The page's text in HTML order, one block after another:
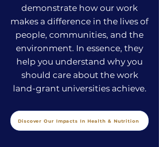
demonstrate how our work
makes a difference in the lives of
people, communities, and the
environment. In essence, they
help you understand why you
should care about the work
land-grant universities achieve.
Discover Our Impacts In Health & Nutrition